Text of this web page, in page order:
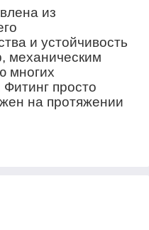
из
и устойчивость
механическим
многих
просто
на протяжении